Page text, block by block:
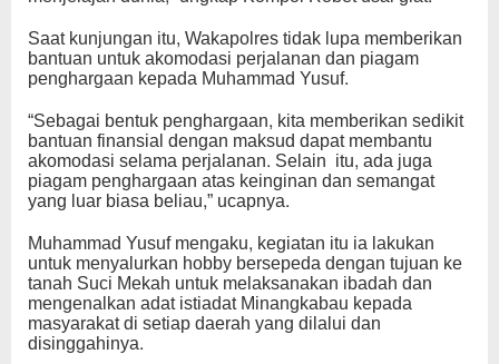
Saat kunjungan itu, Wakapolres tidak lupa memberikan
bantuan untuk akomodasi perjalanan dan piagam
penghargaan kepada Muhammad Yusuf.
“Sebagai bentuk penghargaan, kita memberikan sedikit
bantuan finansial dengan maksud dapat membantu
akomodasi selama perjalanan. Selain itu, ada juga
piagam penghargaan atas keinginan dan semangat
yang luar biasa beliau,” ucapnya.
Muhammad Yusuf mengaku, kegiatan itu ia lakukan
untuk menyalurkan hobby bersepeda dengan tujuan ke
tanah Suci Mekah untuk melaksanakan ibadah dan
mengenalkan adat istiadat Minangkabau kepada
masyarakat di setiap daerah yang dilalui dan
disinggahinya.